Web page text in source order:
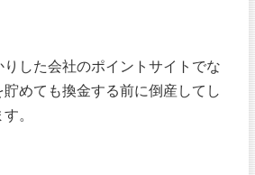
した会社のポイントサイトでな
めても換金する前に倒産してし
。